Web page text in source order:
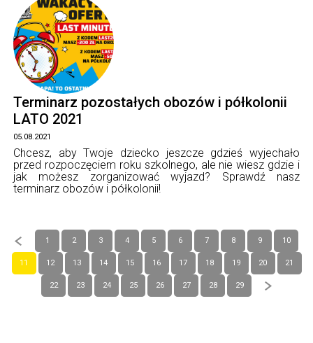
Terminarz pozostałych obozów i półkolonii
LATO 2021
05.08.2021
Chcesz, aby Twoje dziecko jeszcze gdzieś wyjechało
przed rozpoczęciem roku szkolnego, ale nie wiesz gdzie i
jak możesz zorganizować wyjazd? Sprawdź nasz
terminarz obozów i półkolonii!
1 2 3 4 5 6 7 8 9 10
11 12 13 14 15 16 17 18 19 20 21
22 23 24 25 26 27 28 29